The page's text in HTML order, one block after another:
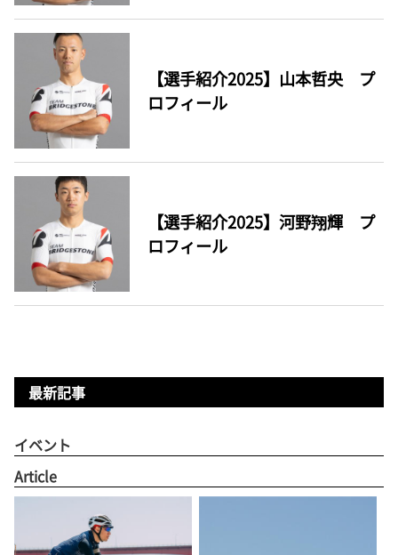
【選手紹介2025】山本哲央 プ
ロフィール
【選手紹介2025】河野翔輝 プ
ロフィール
最新記事
イベント
Article